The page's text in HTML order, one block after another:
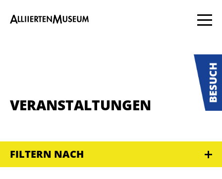
VERANSTALTUNGEN
FILTERN NACH